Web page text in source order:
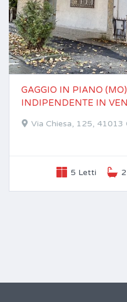
GAGGIO IN PIANO
INDIPENDENTE IN
Via Chiesa, 125, 41013
5 Letti